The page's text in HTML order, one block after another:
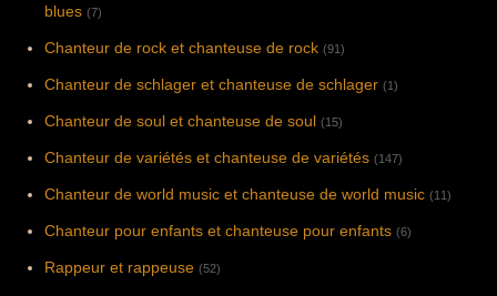
blues (7)
Chanteur de rock et chanteuse de rock (91)
Chanteur de schlager et chanteuse de schlager (1)
Chanteur de soul et chanteuse de soul (15)
Chanteur de variétés et chanteuse de variétés (147)
Chanteur de world music et chanteuse de world music (11)
Chanteur pour enfants et chanteuse pour enfants (6)
Rappeur et rappeuse (52)